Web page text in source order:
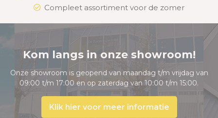
Compleet assortiment voor de zomer
Kom langs in onze showroom!
Onze showroom is geopend van maandag t/m vrijdag van
09:00 t/m 17:00 en op zaterdag van 10:00 t/m 15:00.
Klik hier voor meer informatie